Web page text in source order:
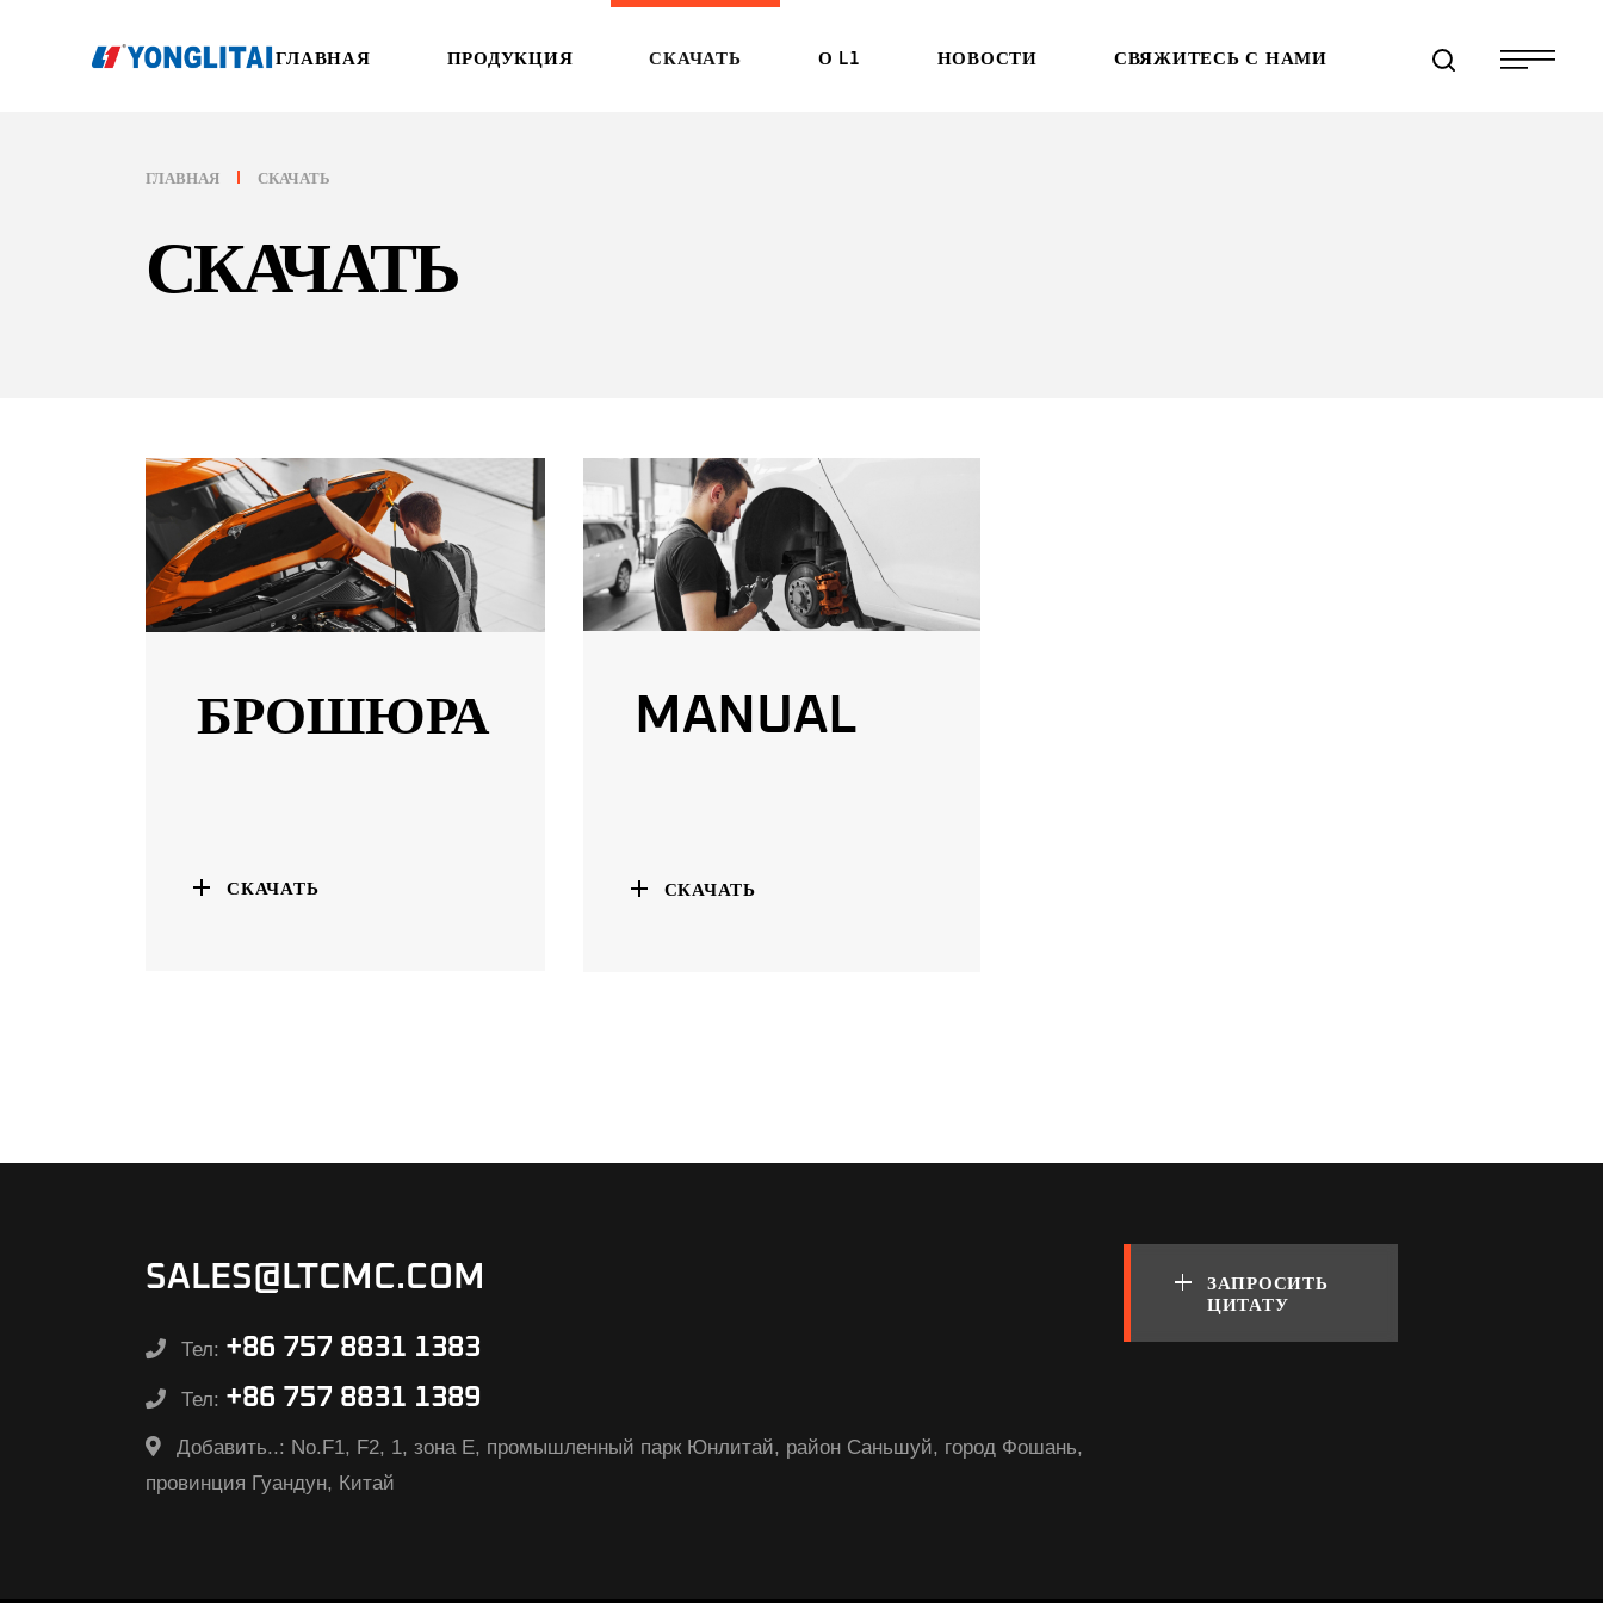
ГЛАВНАЯ ПРОДУКЦИЯ СКАЧАТЬ О L1 НОВОСТИ СВЯЖИТЕСЬ С НАМИ
ГЛАВНАЯ СКАЧАТЬ
СКАЧАТЬ
БРОШЮРА
СКАЧАТЬ
MANUAL
СКАЧАТЬ
SALES@LTCMC.COM
Тел: +86 757 8831 1383
Тел: +86 757 8831 1389
Добавить..: No.F1, F2, 1, зона E, промышленный парк Юнлитай, район Саньшуй, город Фошань,
провинция Гуандун, Китай
ЗАПРОСИТЬ
ЦИТАТУ